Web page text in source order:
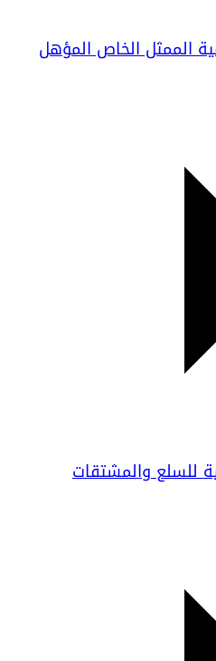
الممثل الخاص المؤهل
للسلع والمشتقات